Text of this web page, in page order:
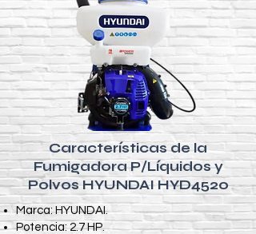
Características de la
Fumigadora P/Líquidos y
Polvos HYUNDAI HYD4520
Marca: HYUNDAI.
Potencia: 2.7 HP.